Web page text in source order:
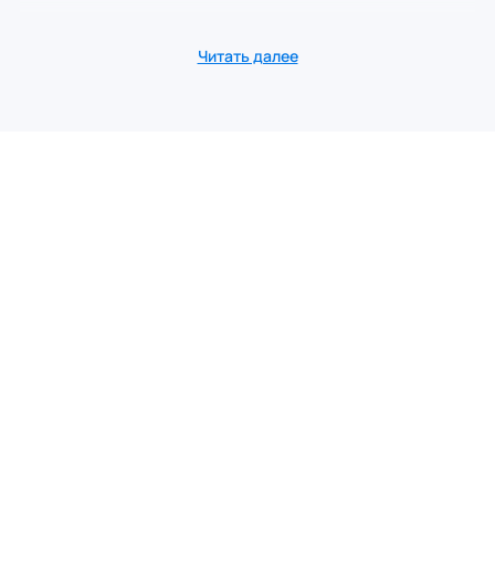
Читать далее